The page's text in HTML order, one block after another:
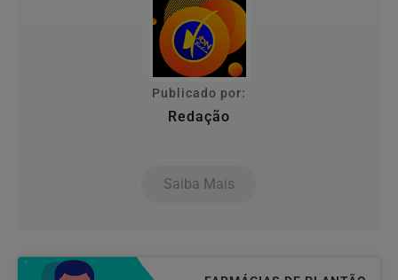
Publicado por:
Redação
Saiba Mais